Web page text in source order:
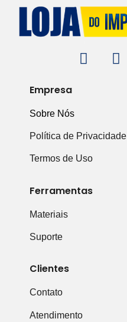
Empresa
Sobre Nós
Política de Privacidade
Termos de Uso
Ferramentas
Materiais
Suporte
Clientes
Contato
Atendimento